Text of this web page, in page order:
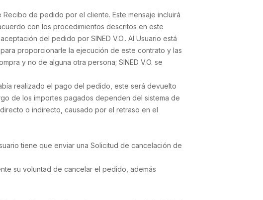
de pedido por el cliente. Este mensaje incluirá
con los procedimientos descritos en este
del pedido por SINED V.O.. Al Usuario está
proporcionarle la ejecución de este contrato y las
y no de alguna otra persona; SINED V.O. se
realizado el pago del pedido, este será devuelto
de los importes pagados dependen del sistema de
o indirecto, causado por el retraso en el
tiene que enviar una Solicitud de cancelación de
su voluntad de cancelar el pedido, además